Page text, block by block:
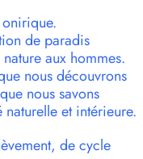
de paradis
aux hommes.
nous découvrons
nous savons
naturelle et intérieure.
de cycle